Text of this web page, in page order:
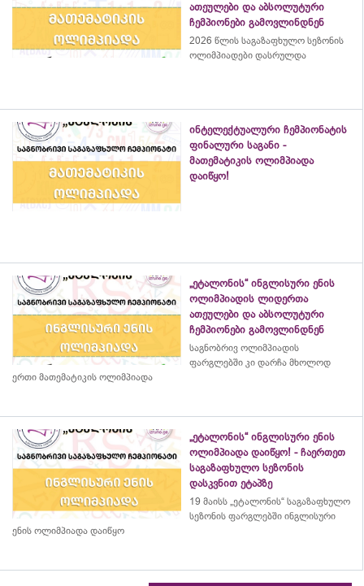
ათეულები და აბსოლუტური
ჩემპიონები გამოვლინდნენ
2026 წლის საგაზაფხულო სეზონის
ოლიმპიადები დასრულდა
ინტელექტუალური ჩემპიონატის
ფინალური საგანი -
მათემატიკის ოლიმპიადა
დაიწყო!
„ეტალონის“ ინგლისური ენის
ოლიმპიადის ლიდერთა
ათეულები და აბსოლუტური
ჩემპიონები გამოვლინდნენ
საგნობრივ ოლიმპიადის
ფარგლებში კი დარჩა მხოლოდ
ერთი მათემატიკის ოლიმპიადა
„ეტალონის“ ინგლისური ენის
ოლიმპიადა დაიწყო! - ჩაერთეთ
საგაზაფხულო სეზონის
დასკვნით ეტაპზე
19 მაისს „ეტალონის“ საგაზაფხულო
სეზონის ფარგლებში ინგლისური
ენის ოლიმპიადა დაიწყო